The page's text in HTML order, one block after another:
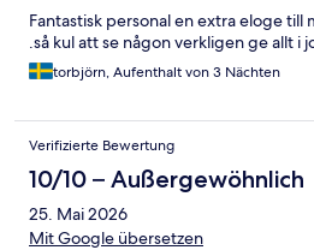
Fantastisk personal en extra eloge till
.så kul att se någon verkligen ge allt i
torbjörn, Aufenthalt von 3 Nächten
Verifizierte Bewertung
10/10 – Außergewöhnlich
25. Mai 2026
Mit Google übersetzen